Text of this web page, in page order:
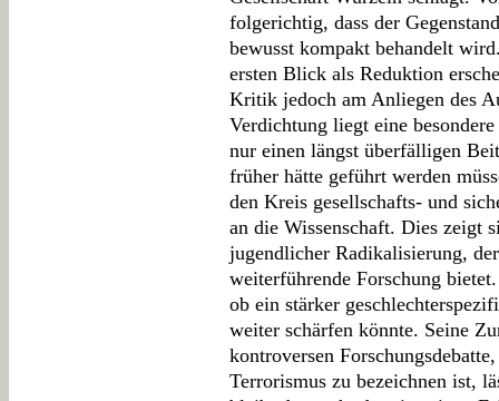
folgerichtig, dass der
bewusst kompakt behandelt
ersten Blick als Reduktion
Kritik jedoch am Anliegen des
Verdichtung liegt eine
nur einen längst überfälligen
früher hätte geführt werden
den Kreis gesellschafts- und
an die Wissenschaft. Dies zeigt
jugendlicher Radikalisierung,
weiterführende Forschung
ob ein stärker
weiter schärfen könnte. Seine
kontroversen
Terrorismus zu bezeichnen ist,